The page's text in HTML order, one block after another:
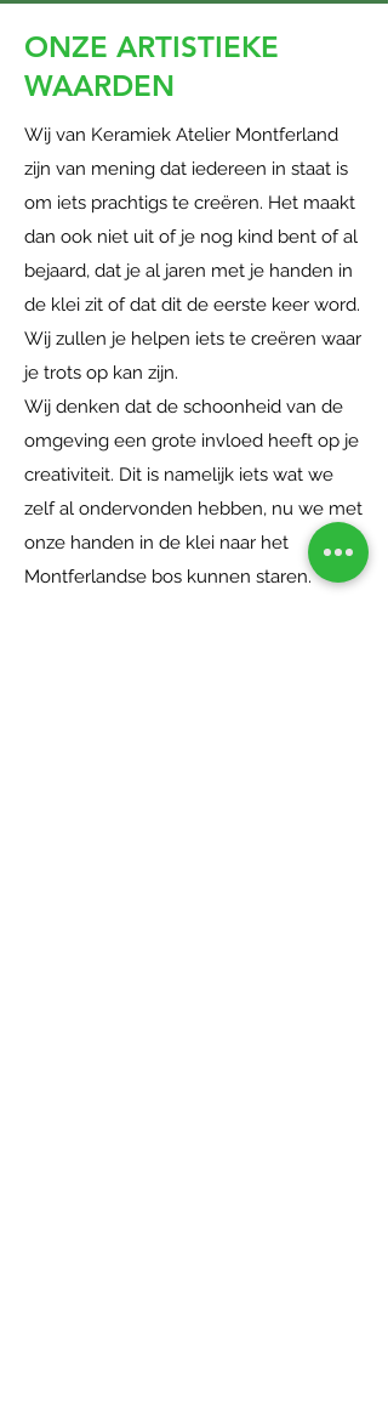
ONZE ARTISTIEKE
WAARDEN
Wij van Keramiek Atelier Montferland
zijn van mening dat iedereen in staat is
om iets prachtigs te creëren. Het maakt
dan ook niet uit of je nog kind bent of al
bejaard, dat je al jaren met je handen in
de klei zit of dat dit de eerste keer word.
Wij zullen je helpen iets te creëren waar
je trots op kan zijn.
Wij denken dat de schoonheid van de
omgeving een grote invloed heeft op je
creativiteit. Dit is namelijk iets wat we
zelf al ondervonden hebben, nu we met
onze handen in de klei naar het
Montferlandse bos kunnen staren.